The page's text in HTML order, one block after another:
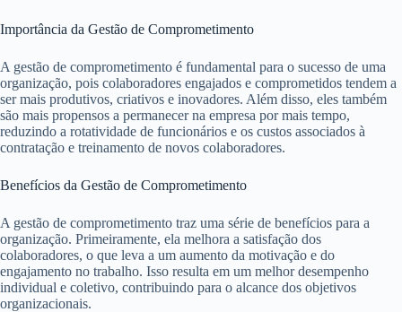
Importância da Gestão de Comprometimento
A gestão de comprometimento é fundamental para o sucesso de uma
organização, pois colaboradores engajados e comprometidos tendem a
ser mais produtivos, criativos e inovadores. Além disso, eles também
são mais propensos a permanecer na empresa por mais tempo,
reduzindo a rotatividade de funcionários e os custos associados à
contratação e treinamento de novos colaboradores.
Benefícios da Gestão de Comprometimento
A gestão de comprometimento traz uma série de benefícios para a
organização. Primeiramente, ela melhora a satisfação dos
colaboradores, o que leva a um aumento da motivação e do
engajamento no trabalho. Isso resulta em um melhor desempenho
individual e coletivo, contribuindo para o alcance dos objetivos
organizacionais.